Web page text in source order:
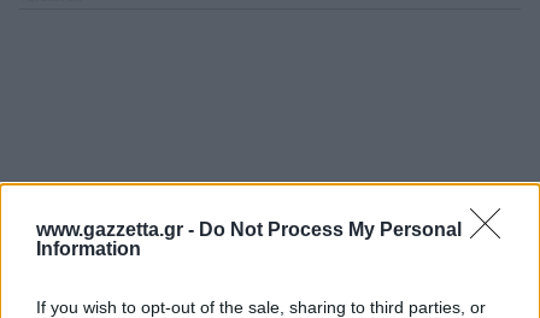
www.gazzetta.gr - Do Not Process My Personal
Information
If you wish to opt-out of the sale, sharing to third parties, or